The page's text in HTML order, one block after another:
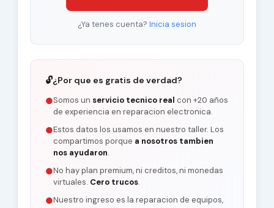
Voltage Supply 3.3V (Typ.)
Features
With LED Driver, Reverse
I/F, Matte
¿Ya tenes cuenta? Inicia sesion
🔓¿Por que es gratis de verdad?
●Somos un servicio tecnico real con +20 años
de experiencia en reparacion electronica.
●Estos datos los usamos en nuestro taller. Los
compartimos porque a nosotros tambien
nos ayudaron.
●No hay plan premium, ni creditos, ni monedas
virtuales. Cero trucos.
●Nuestro ingreso es la reparacion de equipos,